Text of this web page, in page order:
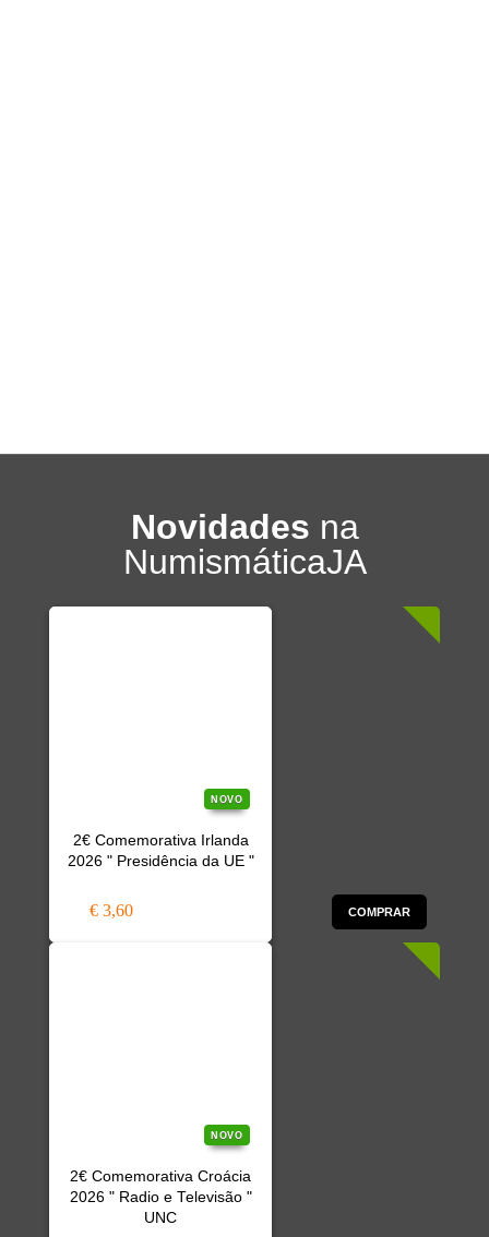
Novidades na
NumismáticaJA
NOVO
2€ Comemorativa Irlanda
2026 " Presidência da UE "
€ 3,60 COMPRAR
NOVO
2€ Comemorativa Croácia
2026 " Radio e Televisão "
UNC